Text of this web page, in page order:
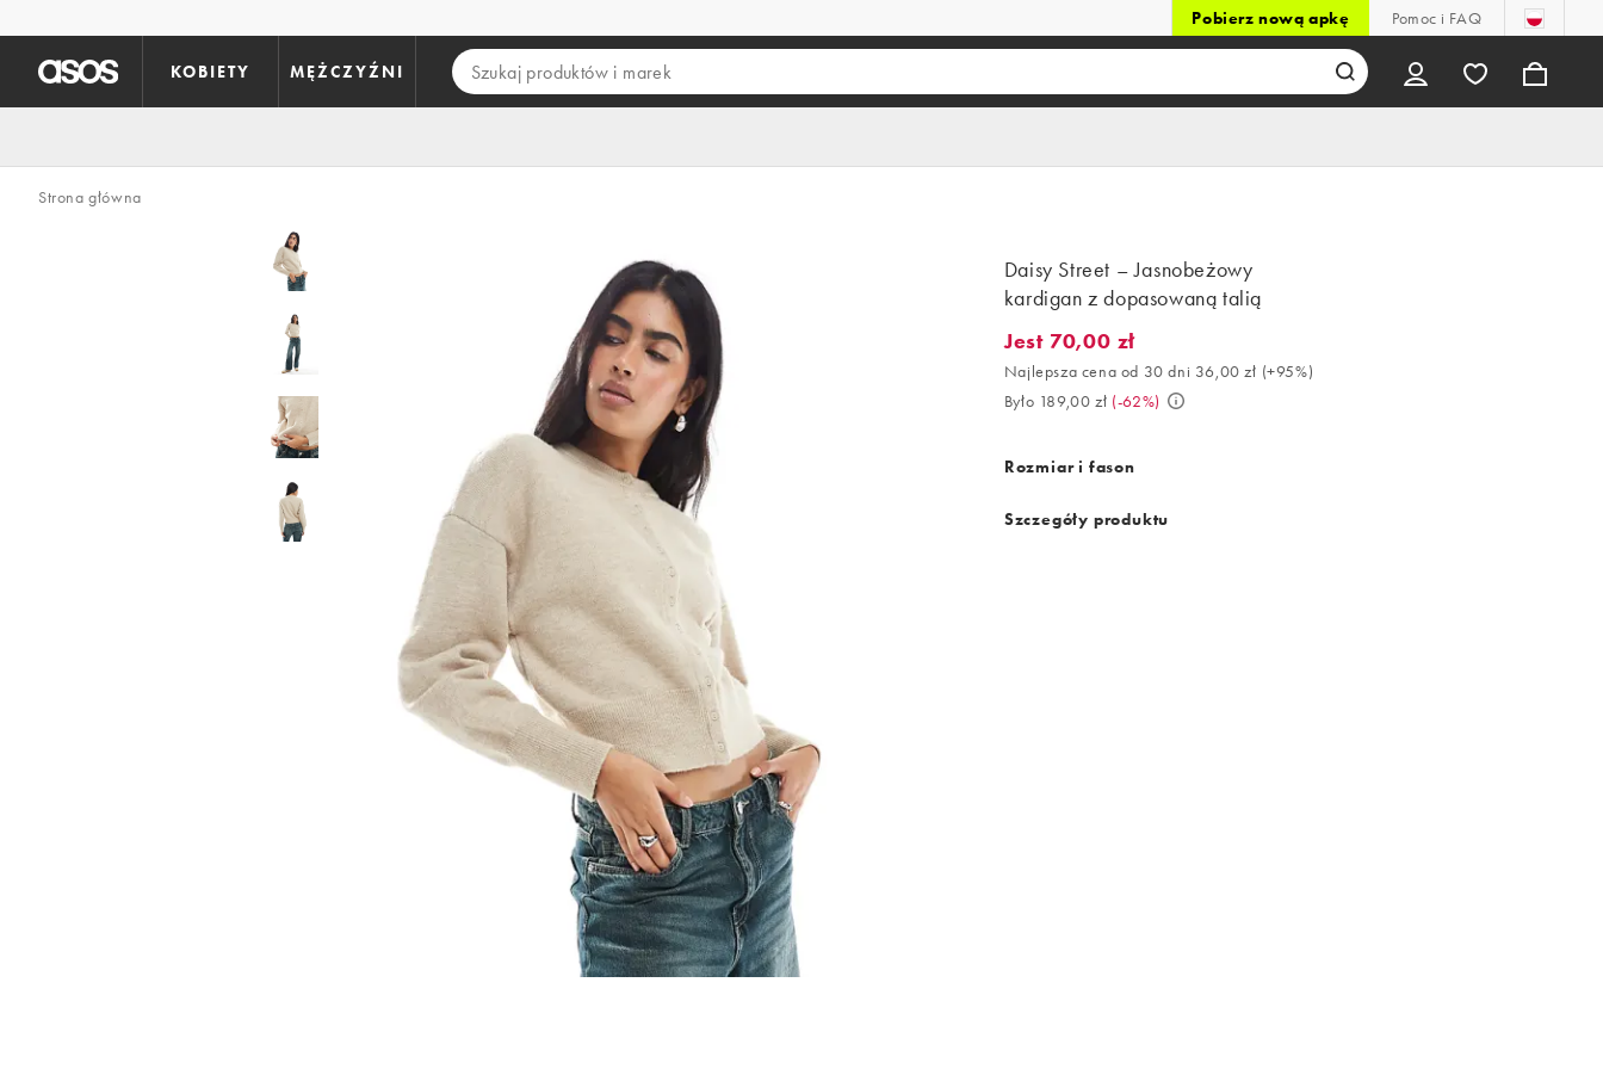
Pobierz nową apkę Pomoc i FAQ
KOBIETY MĘŻCZYŹNI
Strona główna
Daisy Street – Jasnobeżowy
kardigan z dopasowaną talią
Jest 70,00 zł. Najlepsza cena od 30 dni 36,00 zł (+95%). Było 189,00 zł.
Jest 70,00 zł
Najlepsza cena od 30 dni 36,00 zł (+95%)
Było 189,00 zł (-62%)
Rozmiar i fason
Szczegóły produktu